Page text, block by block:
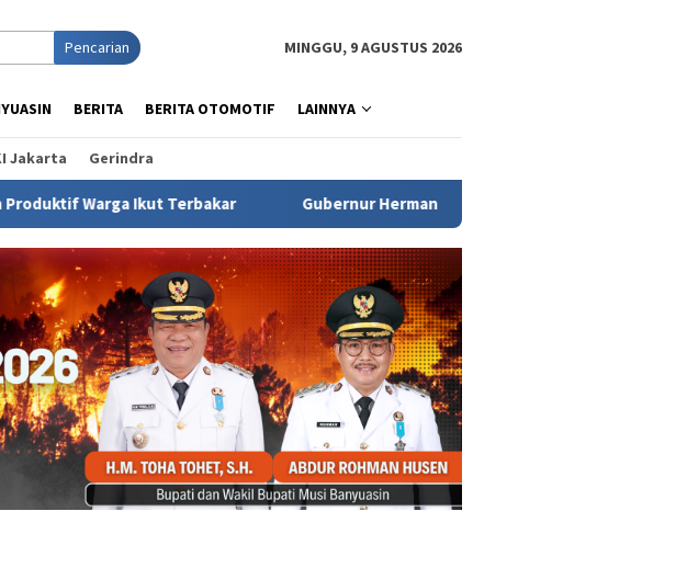
Pencarian MINGGU, 9 AGUSTUS 2026
BERITA BERITA OTOMOTIF LAINNYA
Jakarta Gerindra
Gubernur Herman Deru Tegaskan Kelestarian Hutan Jadi Kunci